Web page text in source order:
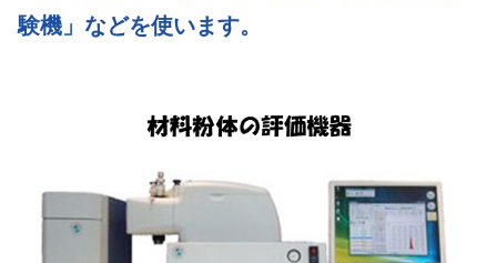
験機」などを使います。